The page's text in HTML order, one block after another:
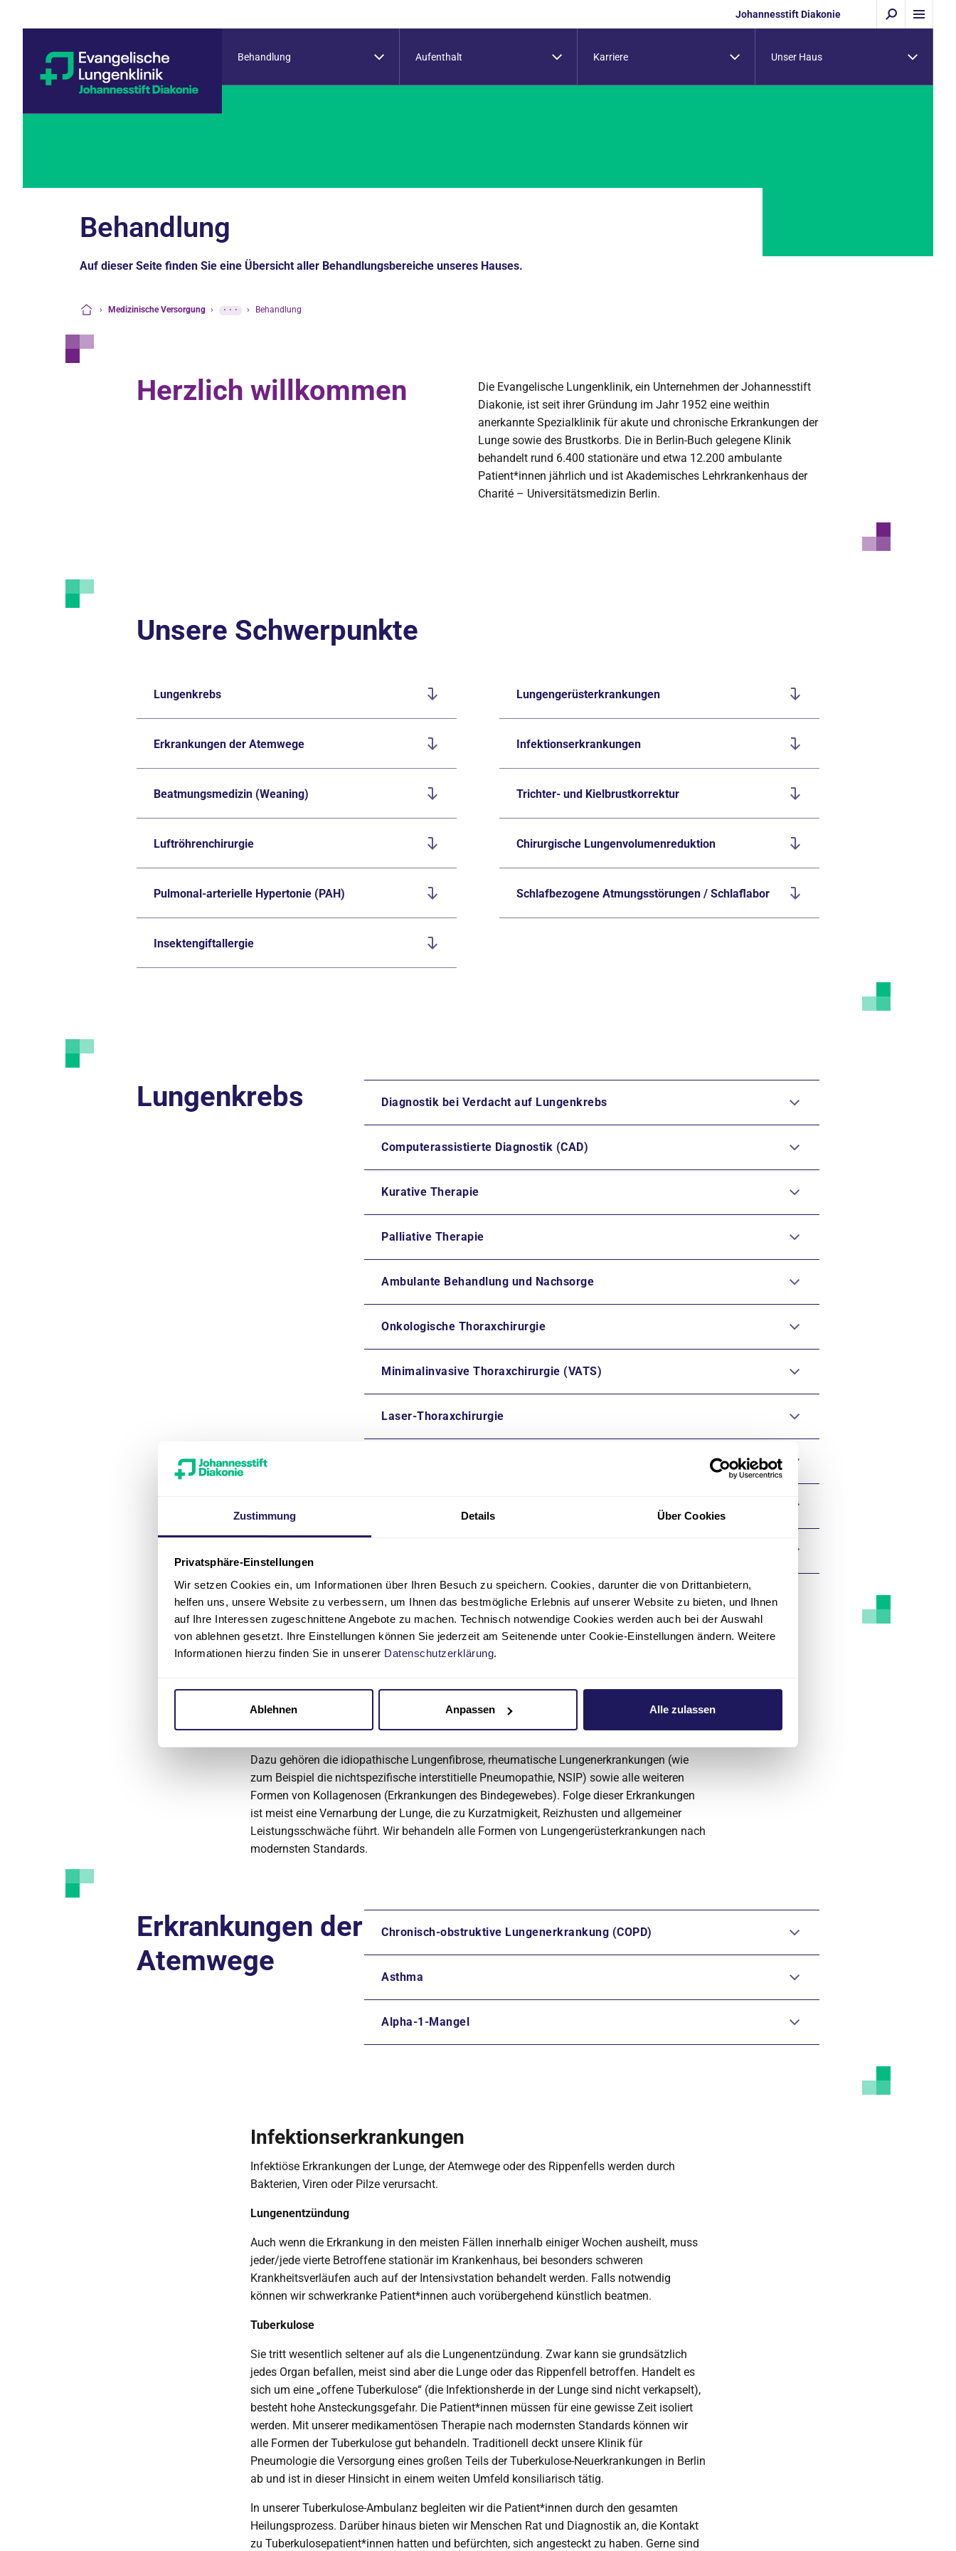
Zustimmung Details Über Cookies
Privatsphäre-Einstellungen
Wir setzen Cookies ein, um Informationen über Ihren Besuch zu speichern. Cookies, darunter die von Drittanbietern,
helfen uns, unsere Website zu verbessern, um Ihnen das bestmögliche Erlebnis auf unserer Website zu bieten, und Ihnen
auf Ihre Interessen zugeschnittene Angebote zu machen. Technisch notwendige Cookies werden auch bei der Auswahl
von ablehnen gesetzt. Ihre Einstellungen können Sie jederzeit am Seitenende unter Cookie-Einstellungen ändern. Weitere
Informationen hierzu finden Sie in unserer Datenschutzerklärung.
Ablehnen Anpassen Alle zulassen
Johannesstift Diakonie
Behandlung Aufenthalt Karriere Unser Haus
Behandlung
Auf dieser Seite finden Sie eine Übersicht aller Behandlungsbereiche unseres Hauses.
› Medizinische Versorgung › ··· › Behandlung
Herzlich willkommen
Die Evangelische Lungenklinik, ein Unternehmen der Johannesstift
Diakonie, ist seit ihrer Gründung im Jahr 1952 eine weithin
anerkannte Spezialklinik für akute und chronische Erkrankungen der
Lunge sowie des Brustkorbs. Die in Berlin-Buch gelegene Klinik
behandelt rund 6.400 stationäre und etwa 12.200 ambulante
Patient*innen jährlich und ist Akademisches Lehrkrankenhaus der
Charité – Universitätsmedizin Berlin.
Unsere Schwerpunkte
Lungenkrebs Lungengerüsterkrankungen
Erkrankungen der Atemwege Infektionserkrankungen
Beatmungsmedizin (Weaning) Trichter- und Kielbrustkorrektur
Luftröhrenchirurgie Chirurgische Lungenvolumenreduktion
Pulmonal-arterielle Hypertonie (PAH) Schlafbezogene Atmungsstörungen / Schlaflabor
Insektengiftallergie
Lungenkrebs Diagnostik bei Verdacht auf Lungenkrebs
Computerassistierte Diagnostik (CAD)
Kurative Therapie
Palliative Therapie
Ambulante Behandlung und Nachsorge
Onkologische Thoraxchirurgie
Minimalinvasive Thoraxchirurgie (VATS)
Laser-Thoraxchirurgie
Lungengerüsterkrankungen
Als Lungengerüsterkrankungen (interstitielle Lungenerkrankungen) wird eine Gruppe von
Erkrankungen bezeichnet, bei denen in erster Linie das Zwischengewebe der Lunge und die
Lungenbläschen betroffen sind.
Dazu gehören die idiopathische Lungenfibrose, rheumatische Lungenerkrankungen (wie
zum Beispiel die nichtspezifische interstitielle Pneumopathie, NSIP) sowie alle weiteren
Formen von Kollagenosen (Erkrankungen des Bindegewebes). Folge dieser Erkrankungen
ist meist eine Vernarbung der Lunge, die zu Kurzatmigkeit, Reizhusten und allgemeiner
Leistungsschwäche führt. Wir behandeln alle Formen von Lungengerüsterkrankungen nach
modernsten Standards.
Erkrankungen der
Atemwege
Chronisch-obstruktive Lungenerkrankung (COPD)
Asthma
Alpha-1-Mangel
Infektionserkrankungen
Infektiöse Erkrankungen der Lunge, der Atemwege oder des Rippenfells werden durch
Bakterien, Viren oder Pilze verursacht.
Lungenentzündung
Auch wenn die Erkrankung in den meisten Fällen innerhalb einiger Wochen ausheilt, muss
jeder/jede vierte Betroffene stationär im Krankenhaus, bei besonders schweren
Krankheitsverläufen auch auf der Intensivstation behandelt werden. Falls notwendig
können wir schwerkranke Patient*innen auch vorübergehend künstlich beatmen.
Tuberkulose
Sie tritt wesentlich seltener auf als die Lungenentzündung. Zwar kann sie grundsätzlich
jedes Organ befallen, meist sind aber die Lunge oder das Rippenfell betroffen. Handelt es
sich um eine „offene Tuberkulose“ (die Infektionsherde in der Lunge sind nicht verkapselt),
besteht hohe Ansteckungsgefahr. Die Patient*innen müssen für eine gewisse Zeit isoliert
werden. Mit unserer medikamentösen Therapie nach modernsten Standards können wir
alle Formen der Tuberkulose gut behandeln. Traditionell deckt unsere Klinik für
Pneumologie die Versorgung eines großen Teils der Tuberkulose-Neuerkrankungen in Berlin
ab und ist in dieser Hinsicht in einem weiten Umfeld konsiliarisch tätig.
In unserer Tuberkulose-Ambulanz begleiten wir die Patient*innen durch den gesamten
Heilungsprozess. Darüber hinaus bieten wir Menschen Rat und Diagnostik an, die Kontakt
zu Tuberkulosepatient*innen hatten und befürchten, sich angesteckt zu haben. Gerne sind